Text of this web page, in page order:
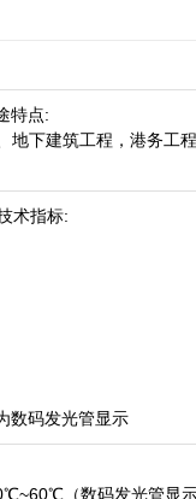
特点:
地下建筑工程，港务工
术指标:
数码发光管显示
（数码发光管显